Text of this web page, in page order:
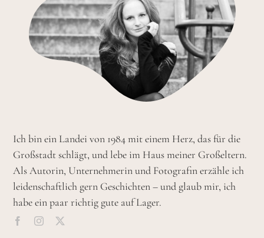
Ich bin ein Landei von 1984 mit einem Herz, das für die
Großstadt schlägt, und lebe im Haus meiner Großeltern.
Als Autorin, Unternehmerin und Fotografin erzähle ich
leidenschaftlich gern Geschichten – und glaub mir, ich
habe ein paar richtig gute auf Lager.